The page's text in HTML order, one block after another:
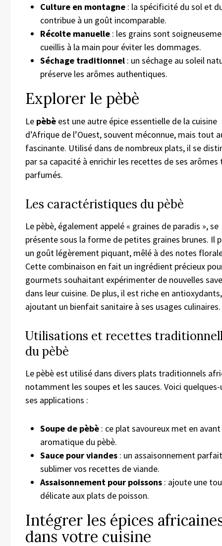
Culture en montagne : la spécificité du sol et
contribue à un goût incomparable.
Récolte manuelle : les grains sont
cueillis à la main pour éviter les dommages.
Séchage traditionnel : un séchage au soleil
préserve les arômes authentiques.
Explorer le pèbè
Le pèbè est une autre épice essentielle de la cuisine
d’Afrique de l’Ouest, souvent méconnue, mais tout
fascinante. Utilisé dans de nombreux plats, il se
par sa capacité à enrichir les recettes de ses arômes
parfumés.
Les caractéristiques du pèbè
Le pèbè, également appelé « graines de paradis », se
présente sous la forme de petites graines brunes. Il
un goût légèrement piquant, mêlé à des notes
Cette combinaison en fait un ingrédient précieux
gourmets souhaitant expérimenter de nouvelles
dans leur cuisine. De plus, il est riche en antioxydants,
ajoutant un bienfait sanitaire à ses usages culinaires.
Utilisations et recettes
du pèbè
Le pèbè est utilisé dans divers plats traditionnels
notamment les soupes et les sauces. Voici
ses applications :
Soupe de pèbè : ce plat savoureux met en
aromatique du pèbè.
Sauce pour viandes : un assaisonnement
sublimer vos recettes de viande.
Assaisonnement pour poissons : ajoute une
délicate aux plats de poisson.
Intégrer les épices
dans votre cuisine